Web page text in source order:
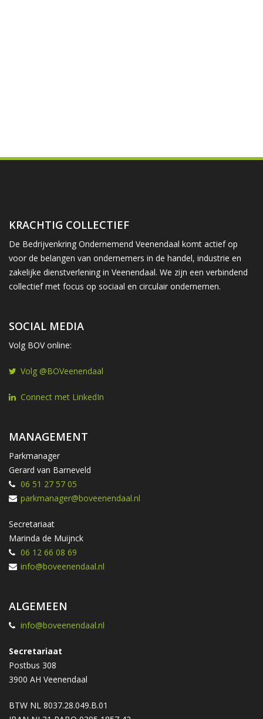
KRACHTIG COLLECTIEF
De Bedrijvenkring Ondernemend Veenendaal komt actief op
voor de belangen van ondernemers in de handel, industrie en
zakelijke dienstverlening in Veenendaal. We zijn een verbindend
collectief met focus op sociaal en circulair ondernemen.
SOCIAL MEDIA
Volg BOV online:
Volg @BOVeenendaal
Connect met LinkedIn
MANAGEMENT
Parkmanager
Gerard van Barneveld
06 51 27 57 05
parkmanager@boveenendaal.nl
Secretariaat
Marinda de Muijnck
06 12 66 08 69
info@boveenendaal.nl
ALGEMEEN
info@boveenendaal.nl
Secretariaat
Postbus 308
3900 AH Veenendaal
BTW NL 8037.28.049.B.01